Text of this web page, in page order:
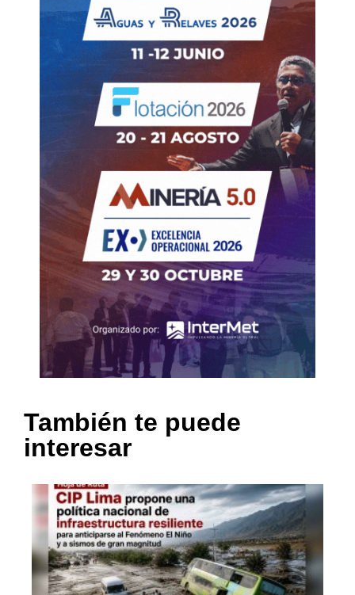
También te puede
interesar